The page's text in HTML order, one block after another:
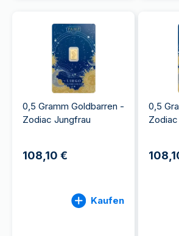
0,5 Gramm Goldbarren -
Zodiac Jungfrau
108,10 €
Kaufen
0,5